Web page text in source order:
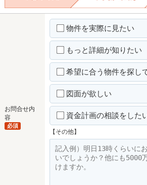
お問合せ内
容
必須
物件を実際に見たい
もっと詳細が知りたい
希望に合う物件を探し
図面が欲しい
資金計画の相談をした
【その他】